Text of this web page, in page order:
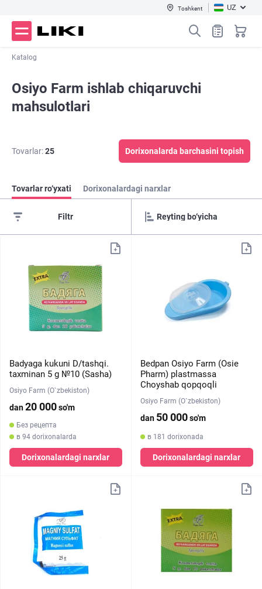
Toshkent UZ
Katalog
Osiyo Farm ishlab chiqaruvchi
mahsulotlari
Tovarlar:25 Dorixonalarda barchasini topish
Tovarlar ro‘yxati Dorixonalardagi narxlar
Filtr
Badyaga kukuni D/tashqi.
taxminan 5 g №10 (Sasha)
Osiyo Farm (O`zbekiston)
dan20 000so'm
Без рецепта
в 94 dorixonalarda
Dorixonalardagi narxlar
Bedpan Osiyo Farm (Osie
Pharm) plastmassa
Choyshab qopqoqli
Osiyo Farm (O`zbekiston)
dan 50 000so'm
в 181 dorixonada
Dorixonalardagi narxlar